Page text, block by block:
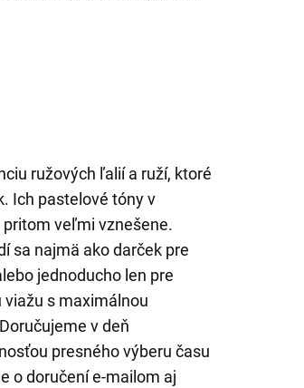
ružových ľalií a ruží, ktoré
Ich pastelové tóny v
veľmi vznešene.
sa najmä ako darček pre
jednoducho len pre
s maximálnou
v deň
presného výberu času
o doručení e-mailom aj